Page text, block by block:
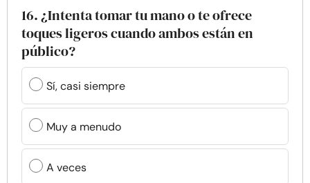
16. ¿Intenta tomar tu mano o te ofrece
toques ligeros cuando ambos están en
público?
Sí, casi siempre
Muy a menudo
A veces